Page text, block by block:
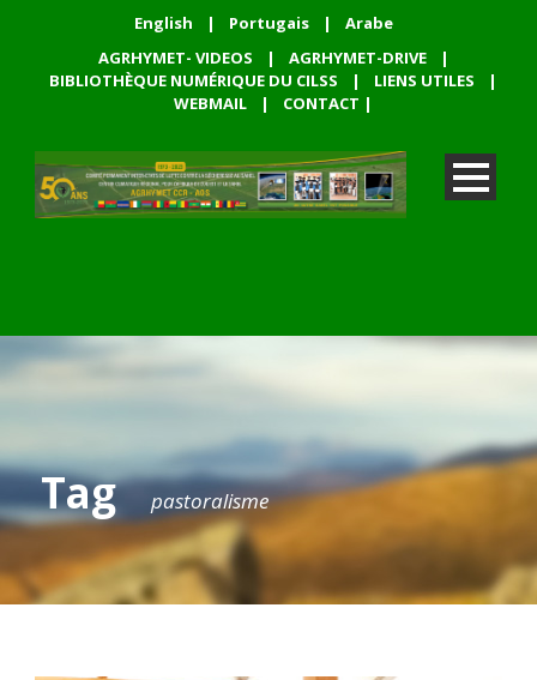
English | Portugais |
Arabe
AGRHYMET- VIDEOS
| AGRHYMET-DRIVE
|
BIBLIOTHÈQUE NUMÉRIQUE DU CILSS
| LIENS UTILES
|
WEBMAIL
| CONTACT |
Tag pastoralisme